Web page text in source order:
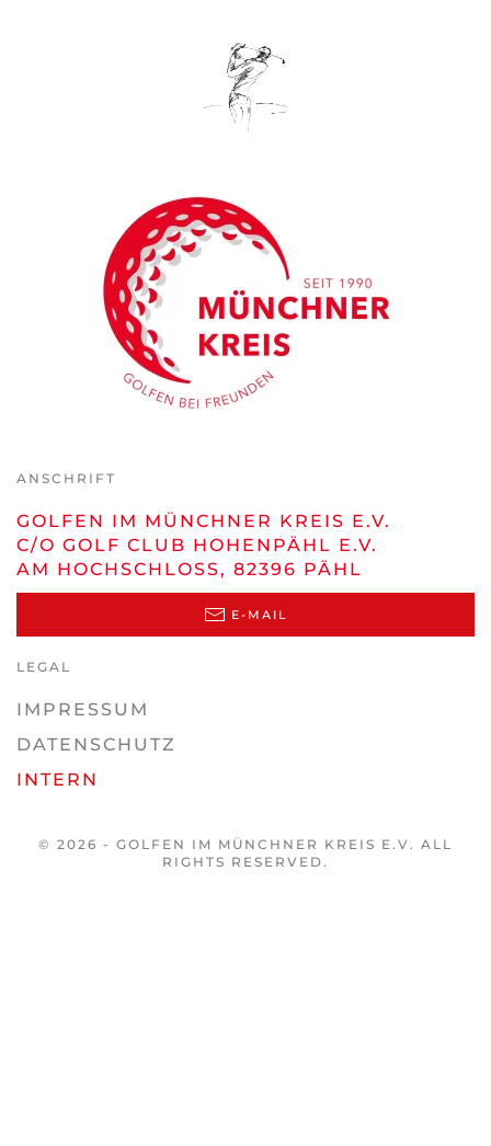
ANSCHRIFT
GOLFEN IM MÜNCHNER KREIS E.V.
C/O GOLF CLUB HOHENPÄHL E.V.
AM HOCHSCHLOSS, 82396 PÄHL
E-MAIL
LEGAL
IMPRESSUM
DATENSCHUTZ
INTERN
© 2026 - GOLFEN IM MÜNCHNER KREIS E.V. ALL
RIGHTS RESERVED.